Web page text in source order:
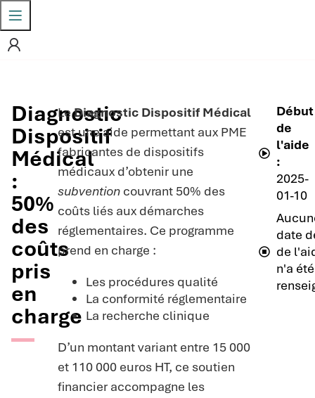
Diagnostic
Dispositif
Médical
:
50%
des
coûts
pris
en
charge
LeDiagnostic Dispositif Médical
est une aide permettant aux PME
fabricantes de dispositifs
médicaux d’obtenir une
subventioncouvrant 50% des
coûts liés aux démarches
réglementaires. Ce programme
prend en charge :
Les procédures qualité
La conformité réglementaire
La recherche clinique
D’un montant variant entre 15 000
et 110 000 euros HT, ce soutien
financier accompagne les
Début
de
l'aide
:
2025-
01-10
date
de
n'a été